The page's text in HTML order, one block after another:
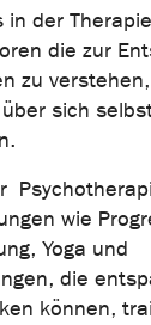
in der
die zur
zu
sich
wie
Yoga und
die
können,